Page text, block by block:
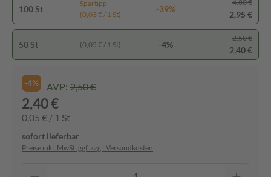
100 St
Spartipp
(0,03 € / 1 St)
-39%
4,80 €
2,95 €
50 St (0,05 € / 1 St) -4%
2,50 €
2,40 €
-4% AVP: 2,50 €
2,40 €
0,05 € / 1 St
sofort lieferbar
Preise inkl. MwSt. ggf. zzgl. Versandkosten